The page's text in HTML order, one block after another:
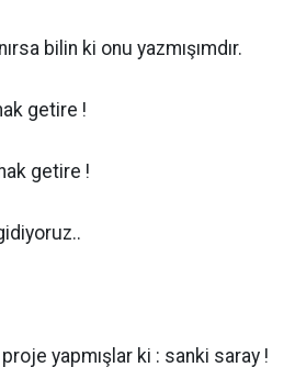
bilin ki onu yazmışımdır.
getire !
getire !
yapmışlar ki : sanki saray !